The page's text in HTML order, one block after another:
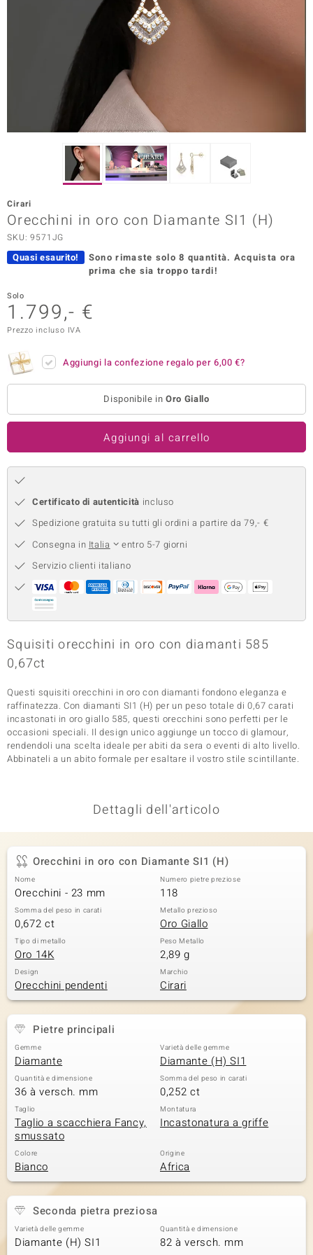
SELECTION
Paraíso
Collection
by de Melo
Classics
Cirari
Orecchini in oro con Diamante SI1 (H)
SKU: 9571JG
Quasi esaurito! Sono rimaste solo 8 quantità. Acquista ora
prima che sia troppo tardi!
Solo
1.799,- €
Prezzo incluso IVA
Aggiungi la confezione regalo per6,00 €?
Disponibile inOro Giallo
Aggiungi al carrello
Certificato di autenticità incluso
Spedizione gratuita su tutti gli ordini a partire da 79,- €
Consegna in Italia
entro 5-7 giorni
Servizio clienti italiano
Squisiti orecchini in oro con diamanti 585
0,67ct
Questi squisiti orecchini in oro con diamanti fondono eleganza e
raffinatezza. Con diamanti SI1 (H) per un peso totale di 0,67 carati
incastonati in oro giallo 585, questi orecchini sono perfetti per le
occasioni speciali. Il design unico aggiunge un tocco di glamour,
rendendoli una scelta ideale per abiti da sera o eventi di alto livello.
Abbinateli a un abito formale per esaltare il vostro stile scintillante.
Dettagli dell'articolo
Orecchini in oro con Diamante SI1 (H)
Nome
Orecchini - 23 mm
Numero pietre preziose
118
Somma del peso in carati
0,672 ct
Metallo prezioso
Oro Giallo
Tipo di metallo
Oro 14K
Peso Metallo
2,89 g
Design
Orecchini pendenti
Marchio
Cirari
Pietre principali
Gemme
Diamante
Varietà delle gemme
Diamante (H) SI1
Quantità e dimensione
36 à versch. mm
Somma del peso in carati
0,252 ct
Taglio
Taglio a scacchiera Fancy,
smussato
Montatura
Incastonatura a griffe
Colore
Bianco
Origine
Africa
Seconda pietra preziosa
Varietà delle gemme
Diamante (H) SI1
Quantità e dimensione
82 à versch. mm